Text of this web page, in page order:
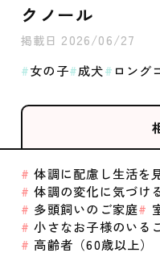
クノール
掲載日 2026/06/27
女の子 成犬 ロング
体調に配慮し生活を
体調の変化に気づけ
多頭飼いのご家庭
小さなお子様のいる
高齢者（60歳以上）